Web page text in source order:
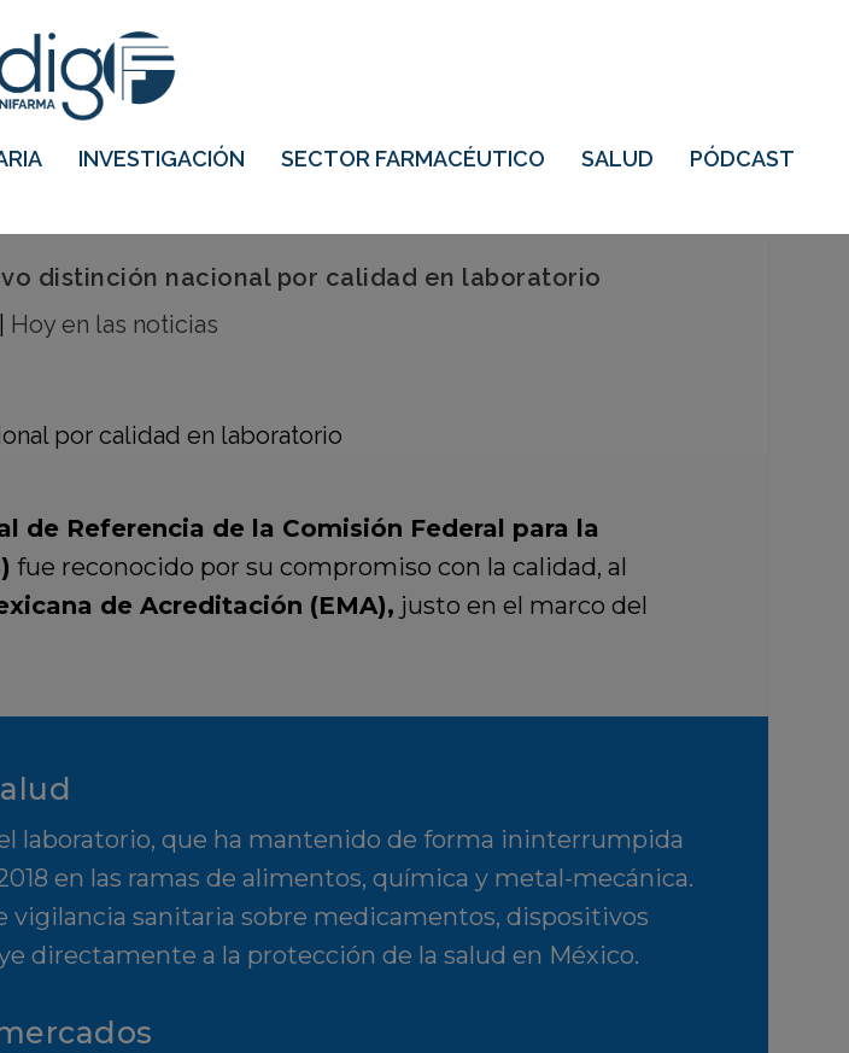
INVESTIGACIÓN SECTOR FARMACÉUTICO SALUD PÓDCAST
distinción nacional por calidad en laboratorio
Hoy en las noticias
de Referencia de la Comisión Federal para la
fue reconocido por su compromiso con la calidad, al
de Acreditación (EMA), justo en el marco del
laboratorio, que ha mantenido de forma ininterrumpida
en las ramas de alimentos, química y metal-mecánica.
vigilancia sanitaria sobre medicamentos, dispositivos
directamente a la protección de la salud en México.